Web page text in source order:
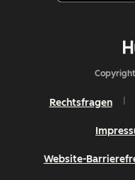
Rechtsfragen
Website-